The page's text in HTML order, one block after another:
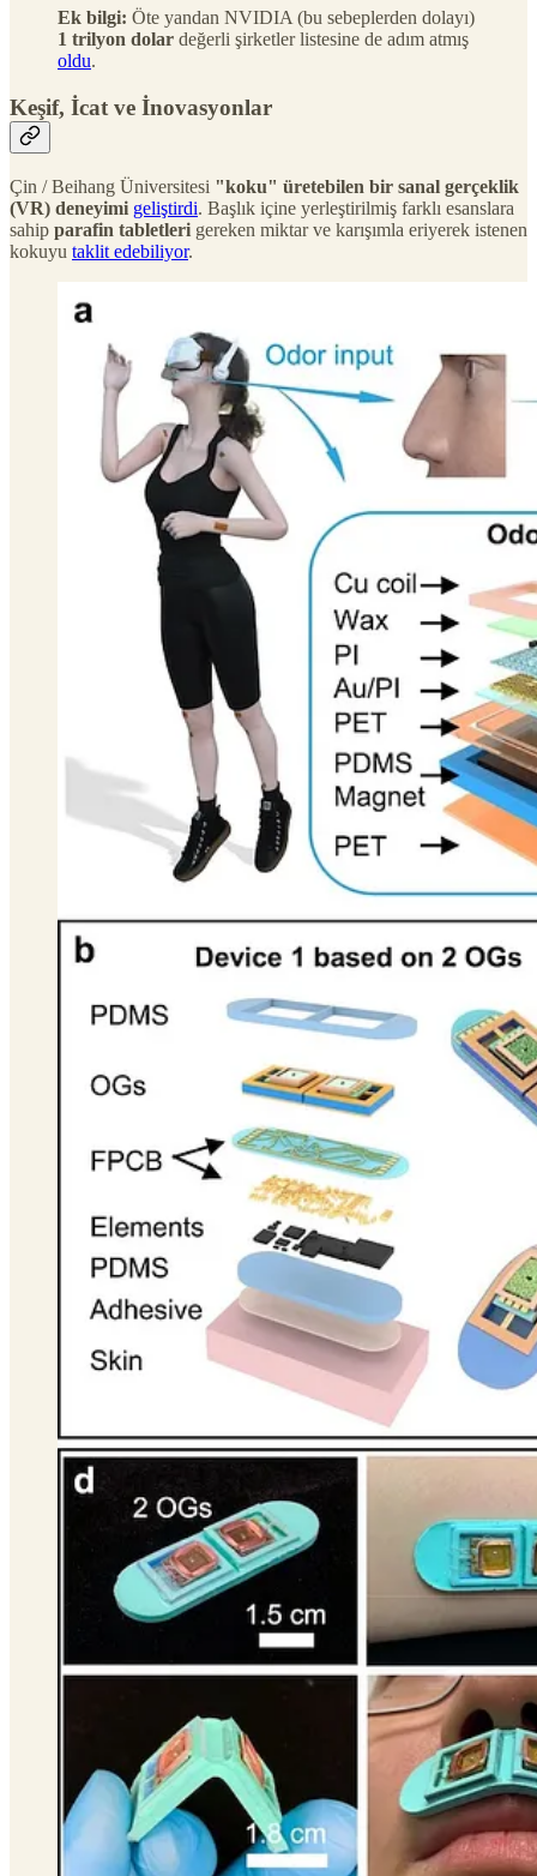
Ek bilgi: Öte yandan NVIDIA (bu sebeplerden dolayı)
1 trilyon dolar değerli şirketler listesine de adım atmış
oldu.
Keşif, İcat ve İnovasyonlar
Çin / Beihang Üniversitesi "koku" üretebilen bir sanal gerçeklik
(VR) deneyimi geliştirdi. Başlık içine yerleştirilmiş farklı esanslara
sahip parafin tabletleri gereken miktar ve karışımla eriyerek istenen
kokuyu taklit edebiliyor.